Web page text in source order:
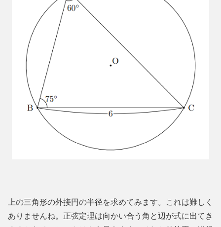
上の三角形の外接円の半径を求めてみます。これは難しく
ありませんね。正弦定理は向かい合う角と辺が式に出てき